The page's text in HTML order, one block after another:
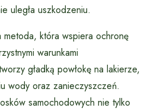
uległa uszkodzeniu.
metoda, która wspiera ochronę
warunkami
gładką powłokę na lakierze,
wody oraz zanieczyszczeń.
samochodowych nie tylko